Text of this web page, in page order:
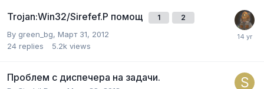
Trojan:Win32/Sirefef.P помощ 1 2
By green_bg, Март 31, 2012
24 replies 5.2k views
Проблем с диспечера на задачи.